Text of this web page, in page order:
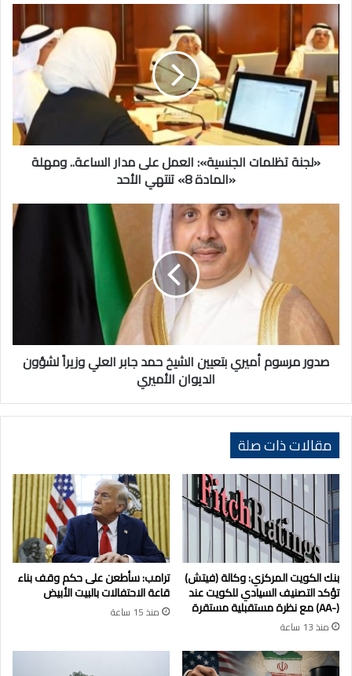
«لجنة
تظلمات
الجنسية»:
العمل
على
مدار
الساعة..
ومهلة
«المادة
«لجنة تظلمات الجنسية»: العمل على مدار الساعة.. ومهلة
«المادة 8» تنتهي الأحد
العلي
وزيراً
لشؤون
صدور مرسوم أميري بتعيين الشيخ حمد جابر العلي وزيراً لشؤون
الديوان الأميري
مقالات ذات صلة
بنك الكويت المركزي: وكالة (فيتش)
تؤكد التصنيف السيادي للكويت عند
(-AA) مع نظرة مستقبلية مستقرة
منذ 13 ساعة
ترامب: سأطعن على حكم وقف بناء
قاعة الاحتفالات بالبيت الأبيض
منذ 15 ساعة